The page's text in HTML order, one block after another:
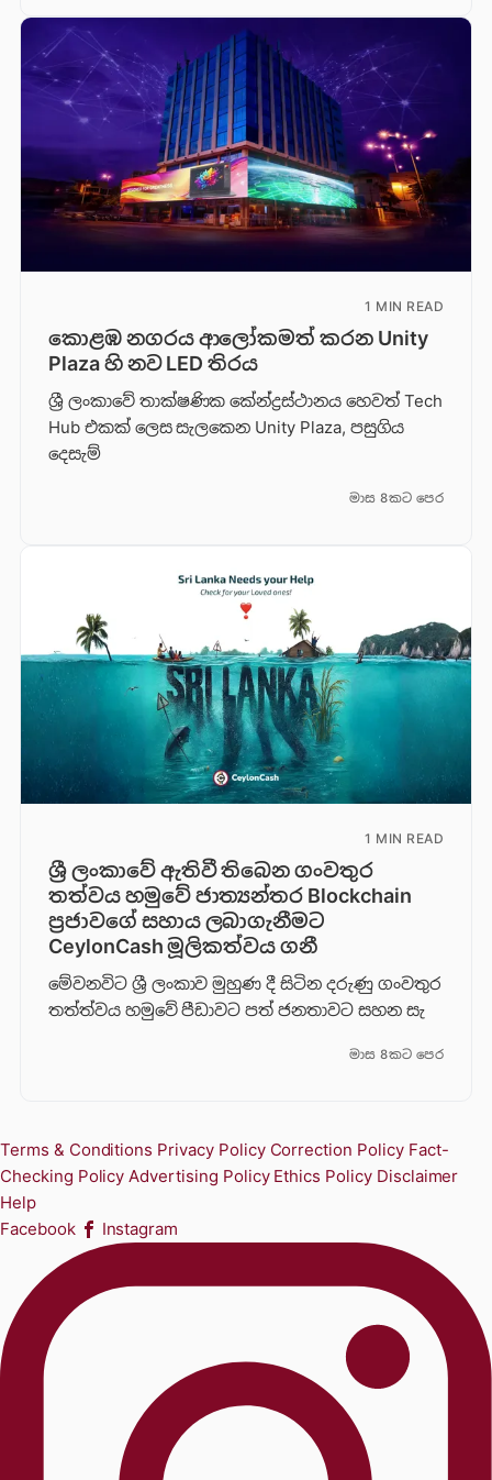
1 MIN READ
කොළඹ නගරය ආලෝකමත් කරන Unity
Plaza හි නව LED තිරය
ශ්‍රී ලංකාවේ තාක්ෂණික කේන්ද්‍රස්ථානය හෙවත් Tech
Hub එකක් ලෙස සැලකෙන Unity Plaza, පසුගිය
දෙසැම්
මාස 8කට පෙර
1 MIN READ
ශ්‍රී ලංකාවේ ඇතිවී තිබෙන ගංවතුර
තත්වය හමුවේ ජාත්‍යන්තර Blockchain
ප්‍රජාවගේ සහාය ලබාගැනීමට
CeylonCash මූලිකත්වය ග​නී
මේවනවිට ශ්‍රී ලංකාව මුහුණ දී සිටින දරුණු ගංවතුර
තත්ත්වය හමුවේ පීඩාවට පත් ජනතාවට සහන සැ
මාස 8කට පෙර
Terms & Conditions Privacy Policy Correction Policy Fact-
Checking Policy Advertising Policy Ethics Policy Disclaimer
Help
Facebook
Instagram